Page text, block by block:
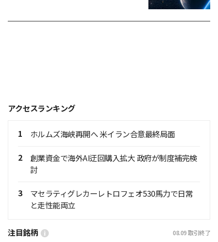
アクセスランキング
1 ホルムズ海峡再開へ 米イラン合意最終局面
2
創業資金で海外AI迂回購入拡大 政府が制度補完検
討
3
マセラティグレカーレトロフェオ530馬力で日常
と走性能両立
注目銘柄 08.09 取引終了